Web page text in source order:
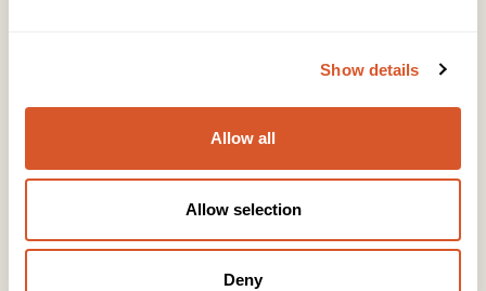
Show details
Allow all
Allow selection
Deny
Snarveier
Varemerker